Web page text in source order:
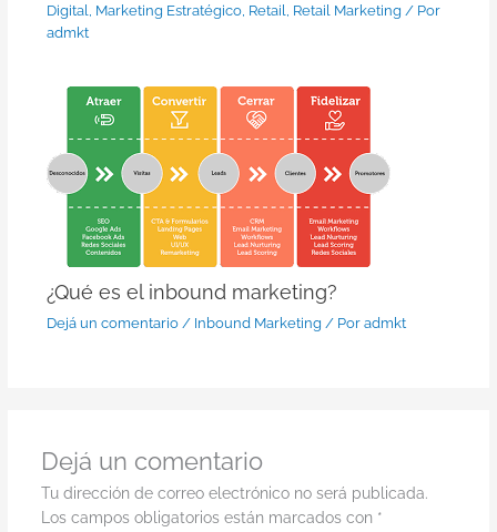
Digital Marketing Estratégico, Retail Retail Marketing / Por
admkt
¿Qué es el inbound marketing?
Dejá un comentario / Inbound Marketing / Por admkt
Dejá un comentario
Tu dirección de correo electrónico no será publicada.
Los campos obligatorios están marcados con *